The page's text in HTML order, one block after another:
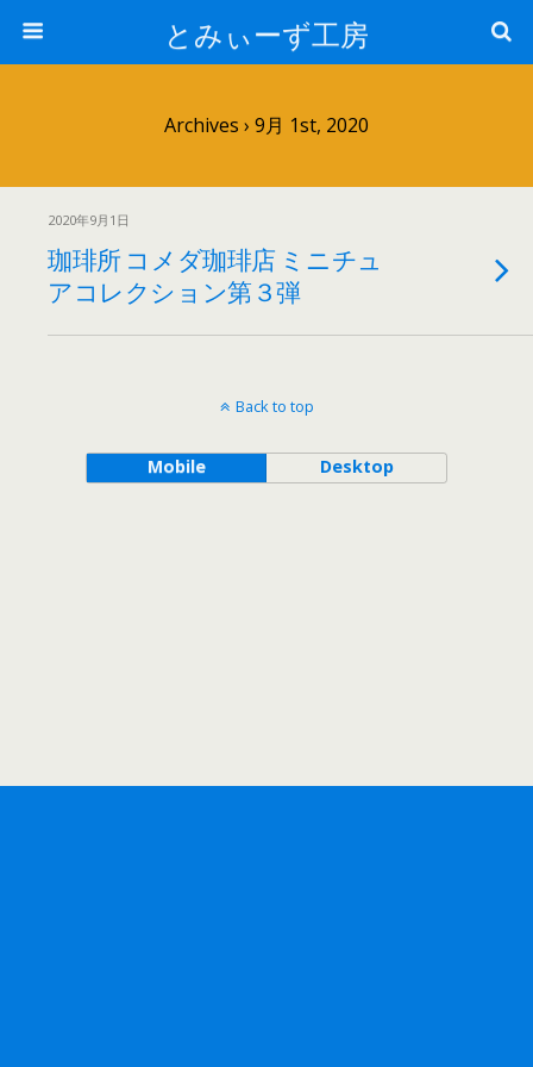
とみぃーず工房
Archives › 9月 1st, 2020
2020年9月1日
珈琲所 コメダ珈琲店 ミニチュ
アコレクション第３弾
Back to top
Mobile Desktop